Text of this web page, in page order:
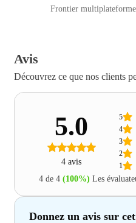
Frontier
Avis
Découvrez ce que nos clients
5.0
4 avis 1
2
3
4
5
4 de 4 (100%) Les
Donnez un avis sur